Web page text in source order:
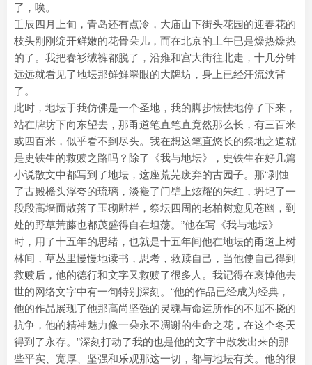
了，唉。
壬辰四月上旬，青岛还有点冷，大庙山下街头花园的迎春花的
枝头刚刚绽开鲜嫩的花骨朵儿，而在北京的上午已是燥热燥热
的了。我把春衫绒裤都脱了，沿雍和宫大街往北走，十几分钟
远远就看见了地坛那鲜鲜翠眼的大牌坊，身上已经汗流浃背
了。
此时，地坛于我仿佛是一个圣地，我的脚步怯怯地停了下来，
站在牌坊下向东望去，那甬道笔直笔直竟然那么长，有三百米
或四百米，似乎看不到尽头。我在想这笔直悠长的祭地之道就
是史铁生的救赎之路吗？除了《我与地坛》，史铁生在好几篇
小说散文中都写到了地坛，这座荒芜废弃的古园子。那“剥蚀
了古殿檐头浮夸的琉璃，淡褪了门壁上炫耀的朱红，坍圮了一
段段高墙而散落了玉砌雕栏，祭坛四周的老柏树愈见苍幽，到
处的野草荒藤也都茂盛得自在坦荡。”他在写《我与地坛》
时，用了十五年的思绪，也就是十五年间他在地坛的甬道上树
林间，草丛里慢慢地读书，思考，救赎自己，当他使自己得到
救赎后，他的德行和文字又救赎了很多人。我记得在哀悼他去
世的网络文字中有一句特别深刻。“他的作品已经成为经典，
他的作品展现了他那高尚坚强的灵魂与命运所作的不屈不挠的
抗争，他的精神魅力像一朵永不凋谢的生命之花，在这个冬天
得到了永存。”深刻打动了我的也是他的文字中散发出来的那
些平实、宽厚、坚强和乐观那这一切，都与地坛有关。他的很